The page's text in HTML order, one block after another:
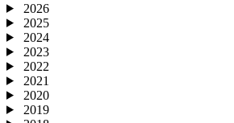
2026
2025
2024
2023
2022
2021
2020
2019